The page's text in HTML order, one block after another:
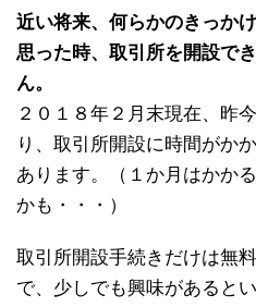
近い将来、何らかのきっか
思った時、取引所を開設で
ん。
２０１８年２月末現在、昨
り、取引所開設に時間がか
あります。（１か月はかか
かも・・・）
取引所開設手続きだけは無
で、少しでも興味があると